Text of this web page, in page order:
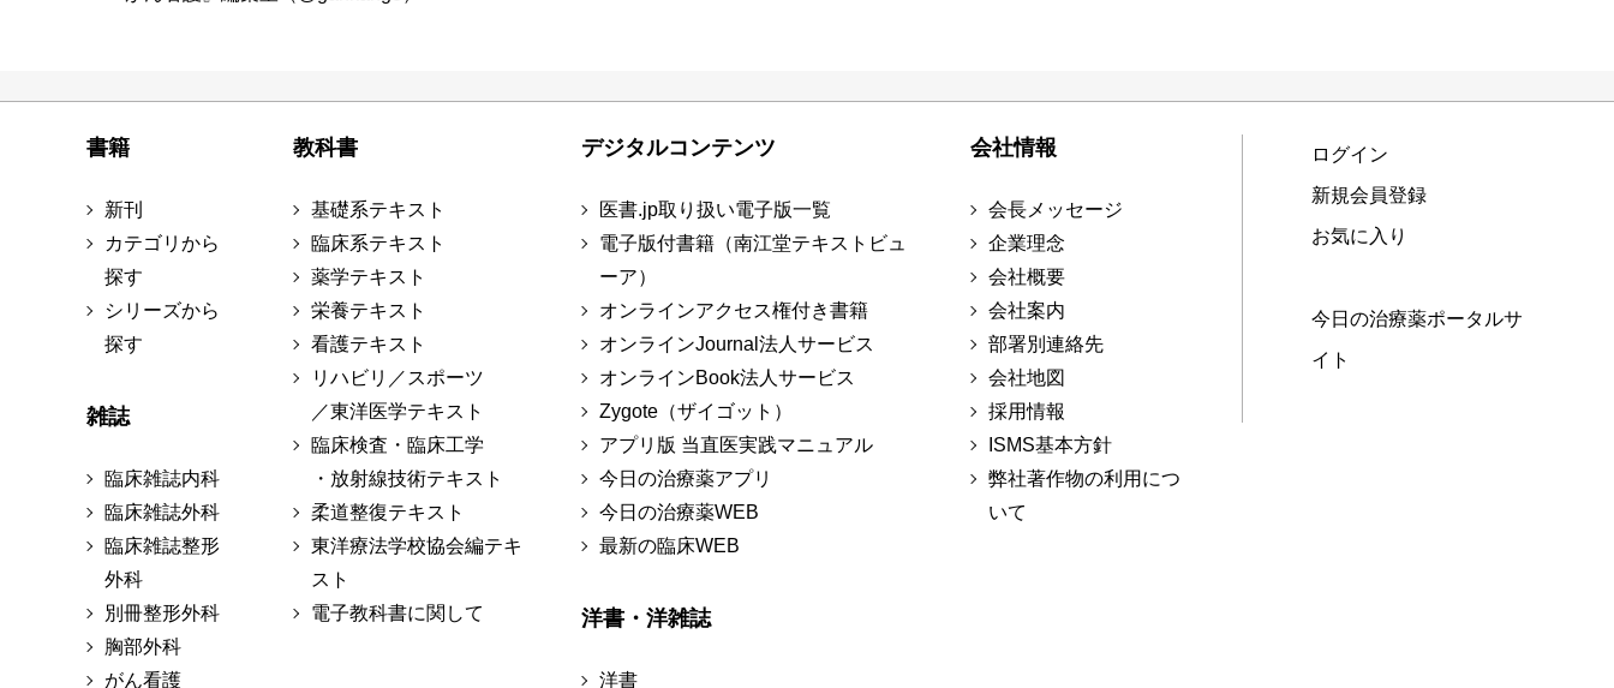
書籍
新刊
カテゴリから
探す
シリーズから
探す
雑誌
臨床雑誌内科
臨床雑誌外科
臨床雑誌整形
外科
別冊整形外科
胸部外科
がん看護
教科書
基礎系テキスト
臨床系テキスト
薬学テキスト
栄養テキスト
看護テキスト
リハビリ／スポーツ
／東洋医学テキスト
臨床検査・臨床工学
・放射線技術テキスト
柔道整復テキスト
東洋療法学校協会編テキ
スト
電子教科書に関して
デジタルコンテンツ
医書.jp取り扱い電子版一覧
電子版付書籍（南江堂テキストビュ
ーア）
オンラインアクセス権付き書籍
オンラインJournal法人サービス
オンラインBook法人サービス
Zygote（ザイゴット）
アプリ版 当直医実践マニュアル
今日の治療薬アプリ
今日の治療薬WEB
最新の臨床WEB
洋書・洋雑誌
洋書
会社情報
会長メッセージ
企業理念
会社概要
会社案内
部署別連絡先
会社地図
採用情報
ISMS基本方針
弊社著作物の利用につ
いて
ログイン
新規会員登録
お気に入り
今日の治療薬ポータルサ
イト